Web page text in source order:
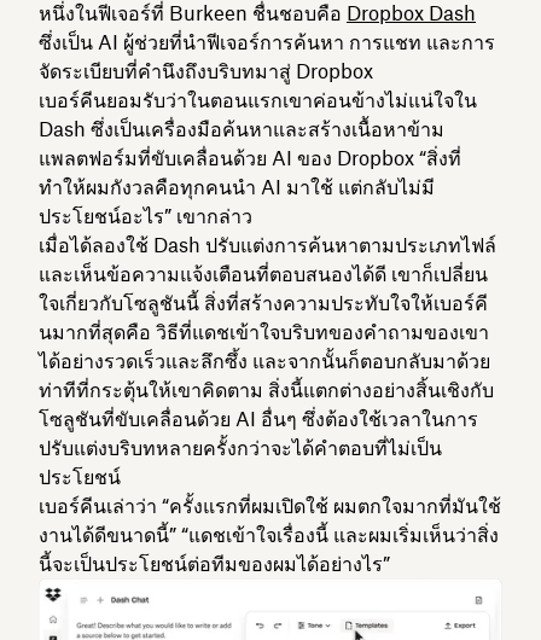
หนึ่งในฟีเจอร์ที่ Burkeen ชื่นชอบคือ Dropbox Dash
ซึ่งเป็น AI ผู้ช่วยที่นำฟีเจอร์การค้นหา การแชท และการ
จัดระเบียบที่คำนึงถึงบริบทมาสู่ Dropbox
เบอร์คีนยอมรับว่าในตอนแรกเขาค่อนข้างไม่แน่ใจใน
Dash ซึ่งเป็นเครื่องมือค้นหาและสร้างเนื้อหาข้าม
แพลตฟอร์มที่ขับเคลื่อนด้วย AI ของ Dropbox “สิ่งที่
ทำให้ผมกังวลคือทุกคนนำ AI มาใช้ แต่กลับไม่มี
ประโยชน์อะไร” เขากล่าว
เมื่อได้ลองใช้ Dash ปรับแต่งการค้นหาตามประเภทไฟล์
และเห็นข้อความแจ้งเตือนที่ตอบสนองได้ดี เขาก็เปลี่ยน
ใจเกี่ยวกับโซลูชันนี้ สิ่งที่สร้างความประทับใจให้เบอร์คี
นมากที่สุดคือ วิธีที่แดชเข้าใจบริบทของคำถามของเขา
ได้อย่างรวดเร็วและลึกซึ้ง และจากนั้นก็ตอบกลับมาด้วย
ท่าทีที่กระตุ้นให้เขาคิดตาม สิ่งนี้แตกต่างอย่างสิ้นเชิงกับ
โซลูชันที่ขับเคลื่อนด้วย AI อื่นๆ ซึ่งต้องใช้เวลาในการ
ปรับแต่งบริบทหลายครั้งกว่าจะได้คำตอบที่ไม่เป็น
ประโยชน์
เบอร์คีนเล่าว่า “ครั้งแรกที่ผมเปิดใช้ ผมตกใจมากที่มันใช้
งานได้ดีขนาดนี้” “แดชเข้าใจเรื่องนี้ และผมเริ่มเห็นว่าสิ่ง
นี้จะเป็นประโยชน์ต่อทีมของผมได้อย่างไร”